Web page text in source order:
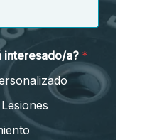
interesado/a? *